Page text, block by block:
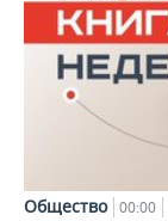
Общество 00:00